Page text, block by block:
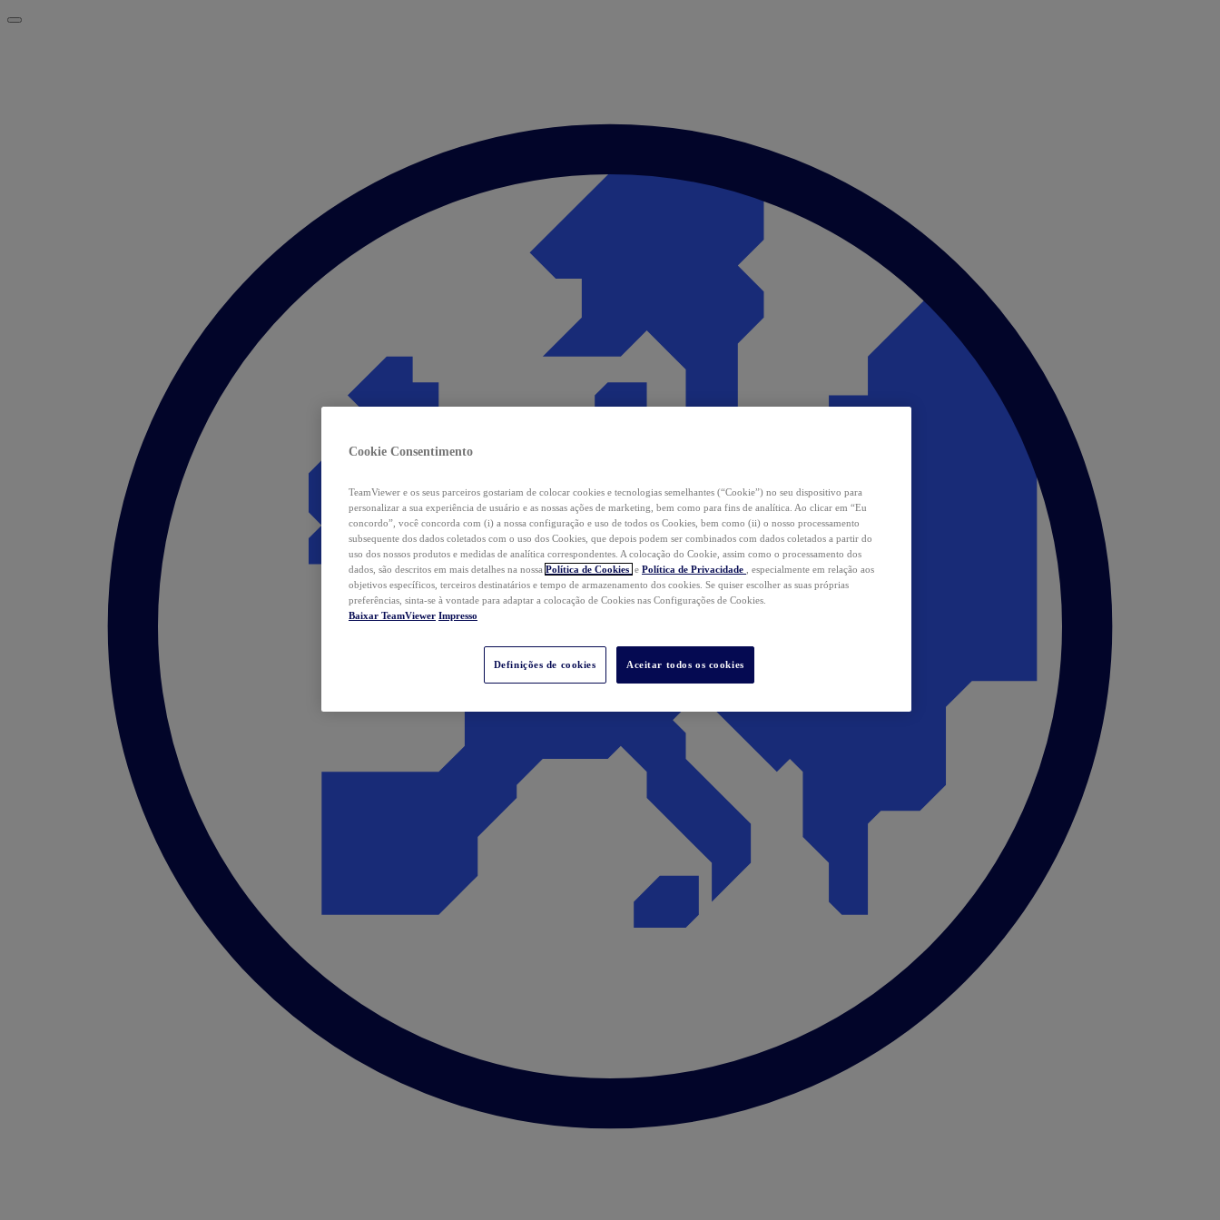
Cookie Consentimento
TeamViewer e os seus parceiros gostariam de colocar cookies e tecnologias semelhantes (“Cookie”) no seu dispositivo para
personalizar a sua experiência de usuário e as nossas ações de marketing, bem como para fins de analítica. Ao clicar em “Eu
concordo”, você concorda com (i) a nossa configuração e uso de todos os Cookies, bem como (ii) o nosso processamento
subsequente dos dados coletados com o uso dos Cookies, que depois podem ser combinados com dados coletados a partir do
uso dos nossos produtos e medidas de analítica correspondentes. A colocação do Cookie, assim como o processamento dos
dados, são descritos em mais detalhes na nossa Política de Cookies e Política de Privacidade
, especialmente em relação aos
objetivos específicos, terceiros destinatários e tempo de armazenamento dos cookies. Se quiser escolher as suas próprias
preferências, sinta-se à vontade para adaptar a colocação de Cookies nas Configurações de Cookies.
Baixar TeamViewer Impresso
Definições de cookies Aceitar todos os cookies